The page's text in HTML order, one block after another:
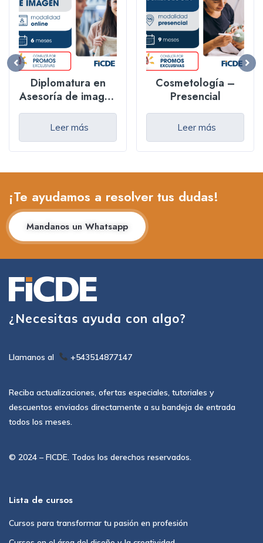
Diplomatura en
Asesoría de imagen
y personal Shopper
– Online
Leer más
Cosmetología –
Presencial
Leer más
¡Te ayudamos a resolver tus dudas!
Mandanos un Whatsapp
¿Necesitas ayuda con algo?
Llamanos al +543514877147
Reciba actualizaciones, ofertas especiales, tutoriales y
descuentos enviados directamente a su bandeja de entrada
todos los meses.
© 2024 – FICDE. Todos los derechos reservados.
Lista de cursos
Cursos para transformar tu pasión en profesión